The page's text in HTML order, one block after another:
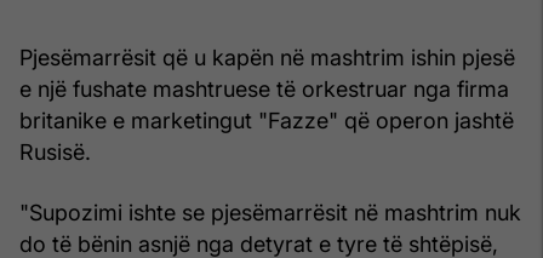
Pjesëmarrësit që u kapën në mashtrim ishin pjesë
e një fushate mashtruese të orkestruar nga firma
britanike e marketingut "Fazze" që operon jashtë
Rusisë.
"Supozimi ishte se pjesëmarrësit në mashtrim nuk
do të bënin asnjë nga detyrat e tyre të shtëpisë,